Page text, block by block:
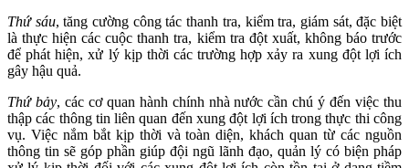
Thứ sáu, tăng cường công tác thanh tra, kiểm tra, giám sát, đặc biệt
là thực hiện các cuộc thanh tra, kiểm tra đột xuất, không báo trước
để phát hiện, xử lý kịp thời các trường hợp xảy ra xung đột lợi ích
gây hậu quả.
Thứ bảy, các cơ quan hành chính nhà nước cần chú ý đến việc thu
thập các thông tin liên quan đến xung đột lợi ích trong thực thi công
vụ. Việc nắm bắt kịp thời và toàn diện, khách quan từ các nguồn
thông tin sẽ góp phần giúp đội ngũ lãnh đạo, quản lý có biện pháp